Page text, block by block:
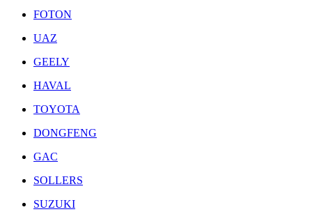
FOTON
UAZ
GEELY
HAVAL
TOYOTA
DONGFENG
GAC
SOLLERS
SUZUKI